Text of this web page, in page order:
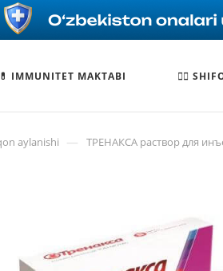
💊 IMMUNITET MAKTABI 🧑‍⚕️
aylanishi — ТРЕНАКСА раствор для